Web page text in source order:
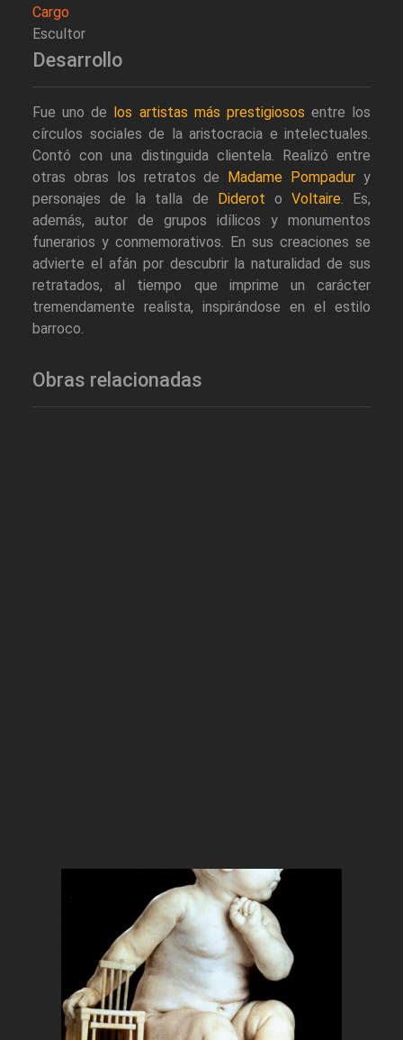
Cargo
Escultor
Desarrollo
Fue uno de los artistas más prestigiosos entre los
círculos sociales de la aristocracia e intelectuales.
Contó con una distinguida clientela. Realizó entre
otras obras los retratos de
Madame Pompadur y
personajes de la talla de
Diderot o Voltaire. Es,
además, autor de grupos idílicos y monumentos
funerarios y conmemorativos. En sus creaciones se
advierte el afán por descubrir la naturalidad de sus
retratados, al tiempo que imprime un carácter
tremendamente realista, inspirándose en el estilo
barroco.
Obras relacionadas